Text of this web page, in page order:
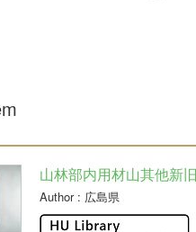
山林部内用材山其他新
Author: 広島県